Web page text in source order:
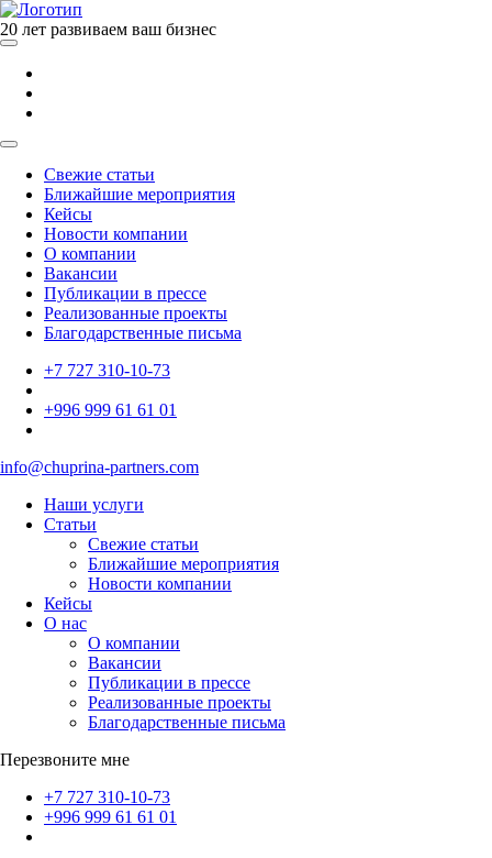
20 лет развиваем ваш бизнес
Свежие статьи
Ближайшие мероприятия
Кейсы
Новости компании
О компании
Вакансии
Публикации в прессе
Реализованные проекты
Благодарственные письма
+7 727 310-10-73
+996 999 61 61 01
info@chuprina-partners.com
Наши услуги
Статьи
Свежие статьи
Ближайшие мероприятия
Новости компании
Кейсы
О нас
О компании
Вакансии
Публикации в прессе
Реализованные проекты
Благодарственные письма
Перезвоните мне
+7 727 310-10-73
+996 999 61 61 01